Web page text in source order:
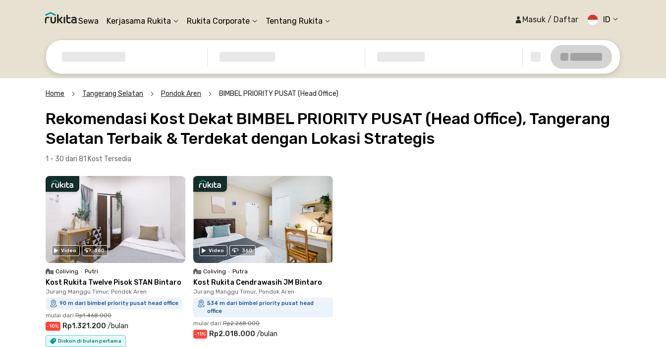
Sewa Kerjasama Rukita Rukita Corporate Tentang Rukita Masuk / Daftar ID
Home Tangerang Selatan Pondok Aren BIMBEL PRIORITY PUSAT (Head Office)
Rekomendasi Kost Dekat BIMBEL PRIORITY PUSAT (Head Office), Tangerang
Selatan Terbaik & Terdekat dengan Lokasi Strategis
1 - 30 dari 81 Kost Tersedia
Video 360
Coliving • Putri
Kost Rukita Twelve Pisok STAN Bintaro
Jurang Manggu Timur, Pondok Aren
90 m dari bimbel priority pusat head office
mulai dari Rp1.468.000
-10% Rp1.321.200 /bulan
Diskon di bulan pertama
Video 360
Coliving • Putra
Kost Rukita Cendrawasih JM Bintaro
Jurang Manggu Timur, Pondok Aren
534 m dari bimbel priority pusat head
office
mulai dari Rp2.268.000
-11% Rp2.018.000 /bulan